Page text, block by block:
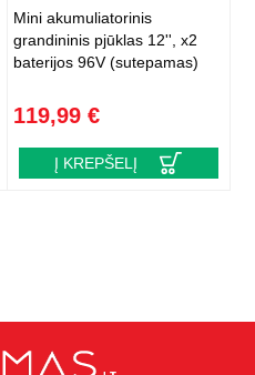
Mini akumuliatorinis
grandininis pjūklas 12'', x2
baterijos 96V (sutepamas)
119,99 €
Į KREPŠELĮ